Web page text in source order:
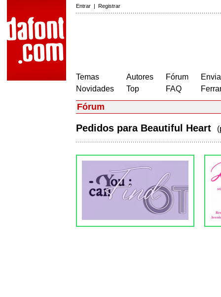
Entrar | Registrar
Temas
Novidades
Autores
Top
Fórum
FAQ
Fórum
Pedidos para Beautiful Heart